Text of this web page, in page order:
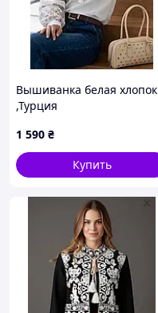
Вышиванка белая хлопок
,Турция
1 590 ₴
Купить